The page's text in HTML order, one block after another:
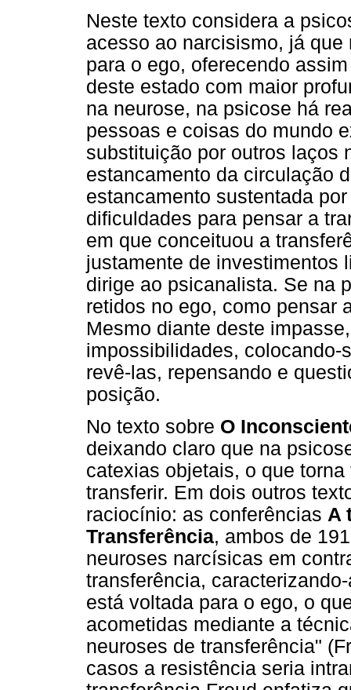
Neste texto considera a
acesso ao narcisismo, já
para o ego, oferecendo
deste estado com maior
na neurose, na psicose há
pessoas e coisas do mundo
substituição por outros laços
estancamento da circulação
estancamento sustentada
dificuldades para pensar a
em que conceituou a
justamente de investimentos
dirige ao psicanalista. Se na
retidos no ego, como pensar
Mesmo diante deste
impossibilidades, colocando-
revê-las, repensando e
posição.
No texto sobre O
deixando claro que na
catexias objetais, o que
transferir. Em dois outros
raciocínio: as conferências A
Transferência, ambos de
neuroses narcísicas em
transferência,
está voltada para o ego, o
acometidas mediante a
neuroses de transferência"
casos a resistência seria